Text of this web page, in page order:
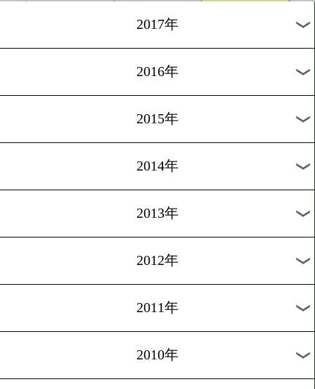
2024年
2023年
2022年
2020年
2019年